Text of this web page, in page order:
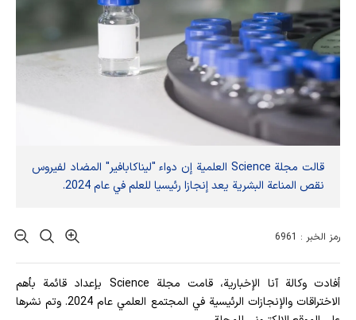
قالت مجلة Science العلمية إن دواء "ليناكابافير" المضاد لفيروس
نقص المناعة البشرية يعد إنجازا رئيسيا للعلم في عام 2024.
رمز الخبر : 6961
أفادت وکالة آنا الإخباریة، قامت مجلة Science بإعداد قائمة بأهم
الاختراقات والإنجازات الرئيسية في المجتمع العلمي عام 2024. وتم نشرها